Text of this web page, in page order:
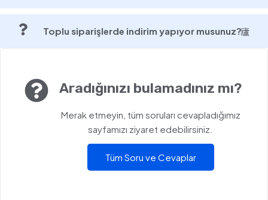
Toplu siparişlerde indirim yapıyor musunuz?
Aradığınızı bulamadınız mı?
Merak etmeyin, tüm soruları cevapladığımız
sayfamızı ziyaret edebilirsiniz.
Tüm Soru ve Cevaplar